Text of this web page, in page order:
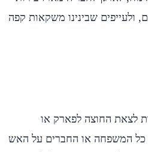
ולעייפים שבינינו משקאות קפה
לצאת החוצה לפארק או
כל המשפחה או החברים על האש